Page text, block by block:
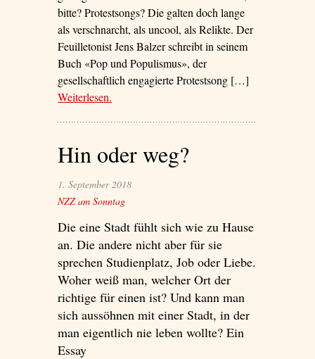
bitte? Protestsongs? Die galten doch lange
als verschnarcht, als uncool, als Relikte. Der
Feuilletonist Jens Balzer schreibt in seinem
Buch «Pop und Populismus», der
gesellschaftlich engagierte Protestsong […]
Weiterlesen– ‘Warum die Protestsongs zurück sind – und
.
Hin oder weg?
1. September 2018
NZZ am Sonntag
Die eine Stadt fühlt sich wie zu Hause
an. Die andere nicht aber für sie
sprechen Studienplatz, Job oder Liebe.
Woher weiß man, welcher Ort der
richtige für einen ist? Und kann man
sich aussöhnen mit einer Stadt, in der
man eigentlich nie leben wollte? Ein
Essay